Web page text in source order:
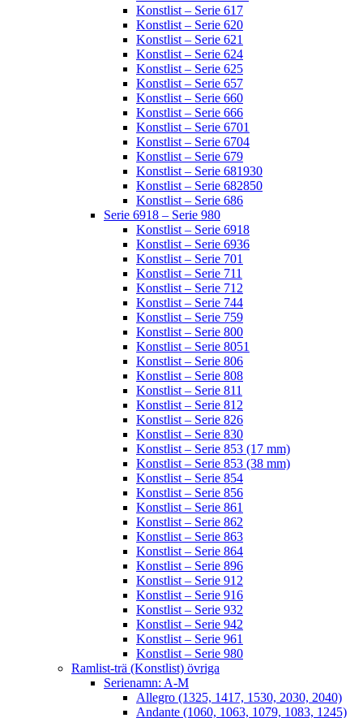
Konstlist – Serie 617
Konstlist – Serie 620
Konstlist – Serie 621
Konstlist – Serie 624
Konstlist – Serie 625
Konstlist – Serie 657
Konstlist – Serie 660
Konstlist – Serie 666
Konstlist – Serie 6701
Konstlist – Serie 6704
Konstlist – Serie 679
Konstlist – Serie 681930
Konstlist – Serie 682850
Konstlist – Serie 686
Serie 6918 – Serie 980
Konstlist – Serie 6918
Konstlist – Serie 6936
Konstlist – Serie 701
Konstlist – Serie 711
Konstlist – Serie 712
Konstlist – Serie 744
Konstlist – Serie 759
Konstlist – Serie 800
Konstlist – Serie 8051
Konstlist – Serie 806
Konstlist – Serie 808
Konstlist – Serie 811
Konstlist – Serie 812
Konstlist – Serie 826
Konstlist – Serie 830
Konstlist – Serie 853 (17 mm)
Konstlist – Serie 853 (38 mm)
Konstlist – Serie 854
Konstlist – Serie 856
Konstlist – Serie 861
Konstlist – Serie 862
Konstlist – Serie 863
Konstlist – Serie 864
Konstlist – Serie 896
Konstlist – Serie 912
Konstlist – Serie 916
Konstlist – Serie 932
Konstlist – Serie 942
Konstlist – Serie 961
Konstlist – Serie 980
Ramlist-trä (Konstlist) övriga
Serienamn: A-M
Allegro (1325, 1417, 1530, 2030, 2040)
Andante (1060, 1063, 1079, 1083, 1245)